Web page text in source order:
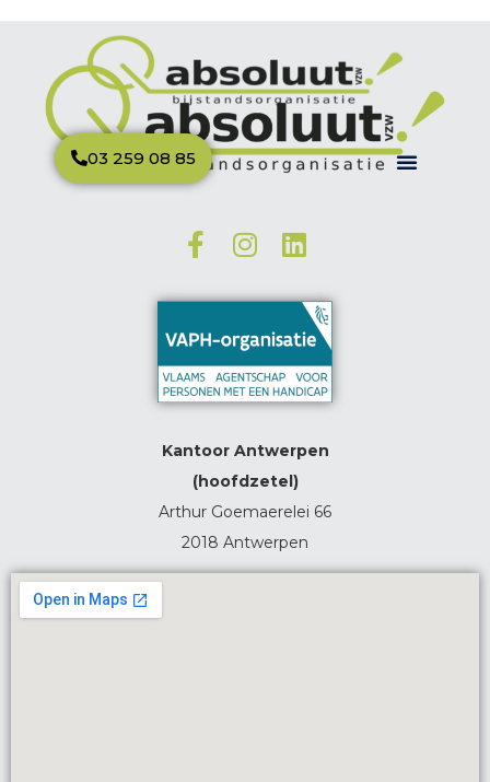
03 259 08 85
Kantoor Antwerpen
(hoofdzetel)
Arthur Goemaerelei 66
2018 Antwerpen